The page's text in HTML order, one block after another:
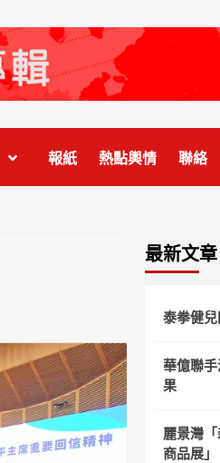
報紙 熱點輿情 聯絡
最新文章
泰拳健
華億聯
果
麗景灣
商品展」